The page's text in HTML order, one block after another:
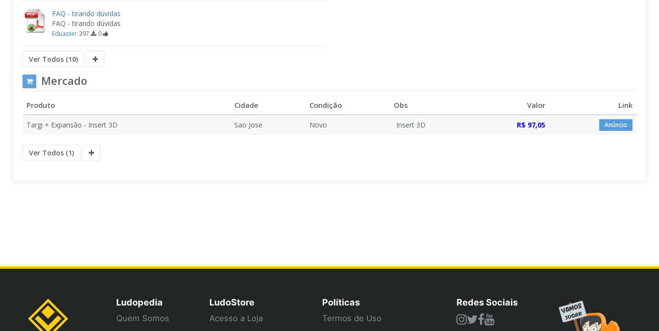
FAQ - tirando dúvidas
FAQ - tirando dúvidas
Eduaster 397 0
Ver Todos (10)
Mercado
Produto Cidade Condição Obs Valor Link
Targi + Expansão - Insert 3D Sao Jose Novo Insert 3D R$ 97,05 Anúncio
Ver Todos (1)
Ludopedia
Quem Somos
LudoStore
Acesso a Loja
Políticas
Termos de Uso
Redes Sociais